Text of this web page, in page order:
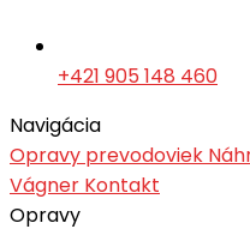
+421 905 148 460
Navigácia
Opravy prevodoviek
Vágner Kontakt
Opravy